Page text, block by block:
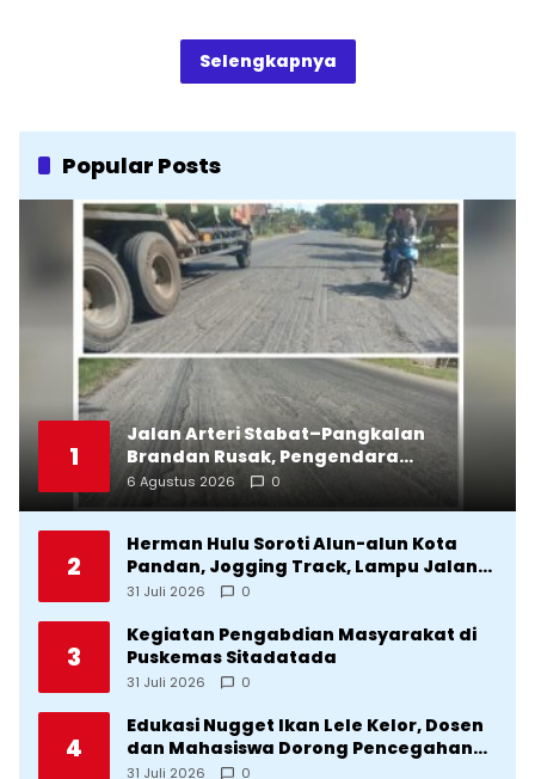
Selengkapnya
Popular Posts
1
Jalan Arteri Stabat–Pangkalan
Brandan Rusak, Pengendara
Terancam Celaka
6 Agustus 2026 0
2
Herman Hulu Soroti Alun-alun Kota
Pandan, Jogging Track, Lampu Jalan
Lingkar Kota yang Tak Terurus
31 Juli 2026 0
3
Kegiatan Pengabdian Masyarakat di
Puskemas Sitadatada
31 Juli 2026 0
4
Edukasi Nugget Ikan Lele Kelor, Dosen
dan Mahasiswa Dorong Pencegahan
Stunting di Desa Silangkitang
31 Juli 2026 0